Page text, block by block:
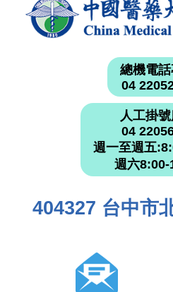
總機電
04
人工掛
04
週一至週五
週六8:00-
404327 台中市